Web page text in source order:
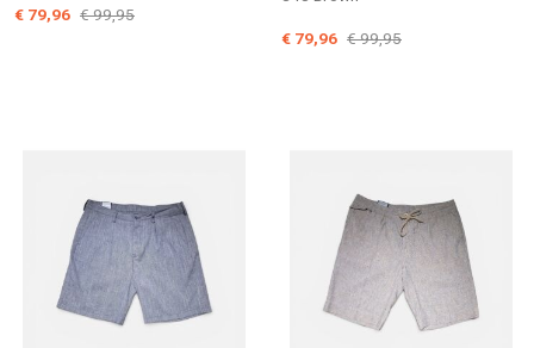
€ 99,95
€ 79,96
€ 99,95
€ 79,96